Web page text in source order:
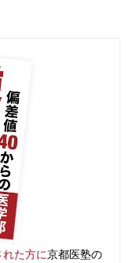
た方に京都医塾の